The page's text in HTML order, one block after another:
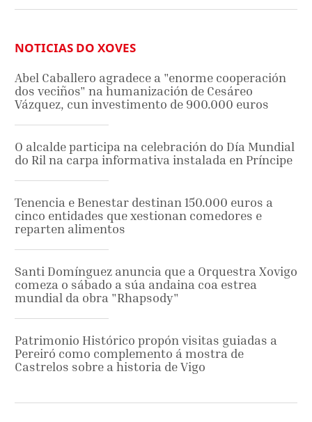
NOTICIAS DO XOVES
Abel Caballero agradece a "enorme cooperación
dos veciños" na humanización de Cesáreo
Vázquez, cun investimento de 900.000 euros
O alcalde participa na celebración do Día Mundial
do Ril na carpa informativa instalada en Príncipe
Tenencia e Benestar destinan 150.000 euros a
cinco entidades que xestionan comedores e
reparten alimentos
Santi Domínguez anuncia que a Orquestra Xovigo
comeza o sábado a súa andaina coa estrea
mundial da obra "Rhapsody"
Patrimonio Histórico propón visitas guiadas a
Pereiró como complemento á mostra de
Castrelos sobre a historia de Vigo